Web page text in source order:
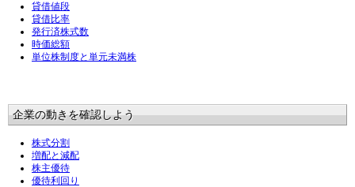
貸借値段
貸借比率
発行済株式数
時価総額
単位株制度と単元未満株
企業の動きを確認しよう
株式分割
増配と減配
株主優待
優待利回り